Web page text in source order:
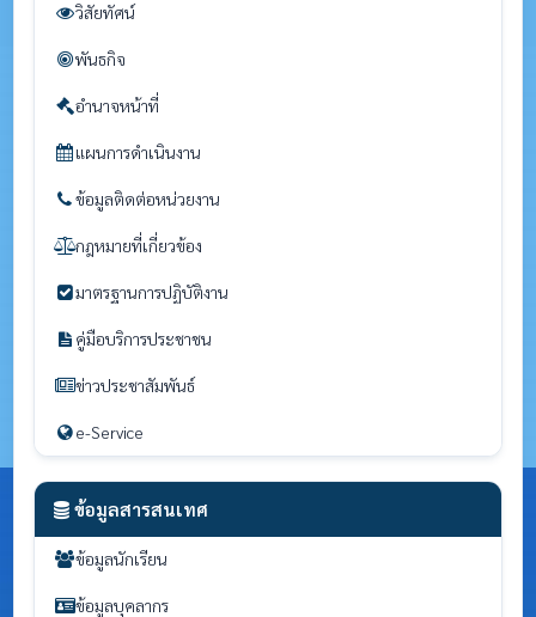
วิสัยทัศน์
พันธกิจ
อำนาจหน้าที่
แผนการดำเนินงาน
ข้อมูลติดต่อหน่วยงาน
กฎหมายที่เกี่ยวข้อง
มาตรฐานการปฏิบัติงาน
คู่มือบริการประชาชน
ข่าวประชาสัมพันธ์
e-Service
ข้อมูลสารสนเทศ
ข้อมูลนักเรียน
ข้อมูลบุคลากร